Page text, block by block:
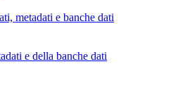
metadati e banche dati
e della banche dati